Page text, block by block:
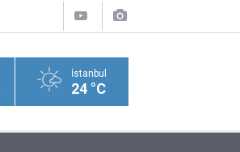
İstanbul
24 °C